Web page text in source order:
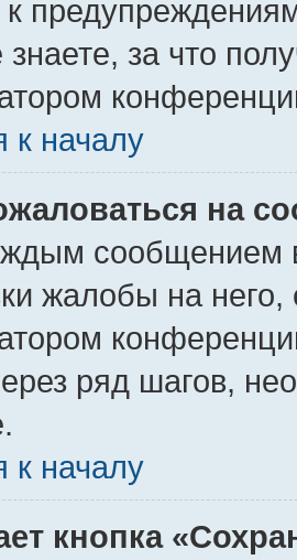
за что
к началу
на
сообщением
жалобы на
ряд шагов,
к началу
кнопка